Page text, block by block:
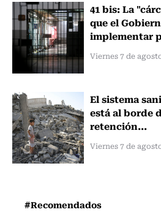
41 bis: La
que el
implementar
Viernes 7 de
El sistema
está al borde
retención...
Viernes 7 de
#Recomendados